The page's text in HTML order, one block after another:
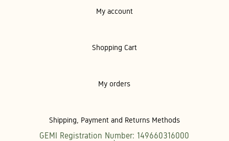
My account
Shopping Cart
My orders
Shipping, Payment and Returns Methods
GEMI Registration Number: 149660316000